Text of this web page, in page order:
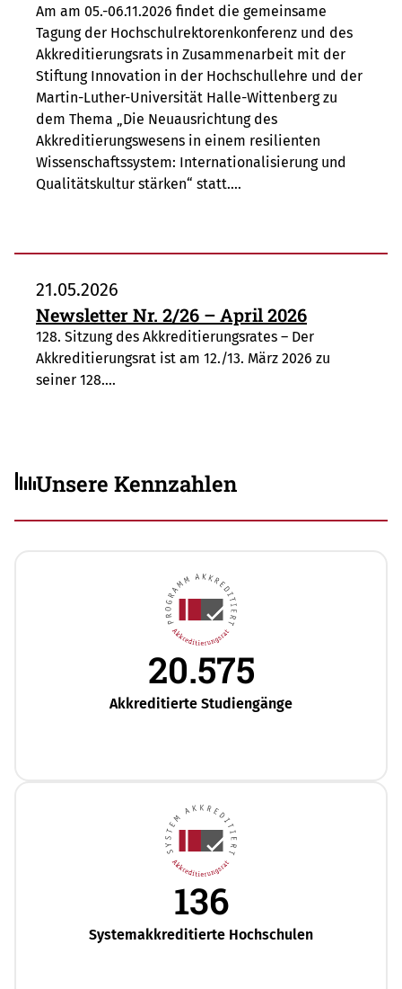
Am am 05.-06.11.2026 findet die gemeinsame
Tagung der Hochschulrektorenkonferenz und des
Akkreditierungsrats in Zusammenarbeit mit der
Stiftung Innovation in der Hochschullehre und der
Martin-Luther-Universität Halle-Wittenberg zu
dem Thema „Die Neuausrichtung des
Akkreditierungswesens in einem resilienten
Wissenschaftssystem: Internationalisierung und
Qualitätskultur stärken“ statt.…
21.05.2026
Newsletter Nr. 2/26 – April 2026
128. Sitzung des Akkreditierungsrates – Der
Akkreditierungsrat ist am 12./13. März 2026 zu
seiner 128.…
Unsere Kennzahlen
20.575
Akkreditierte Studiengänge
136
Systemakkreditierte Hochschulen